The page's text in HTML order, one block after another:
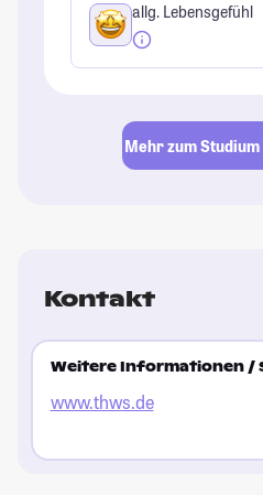
allg. Lebensgefühl
Mehr zum
Kontakt
Weitere Informationen /
www.thws.de